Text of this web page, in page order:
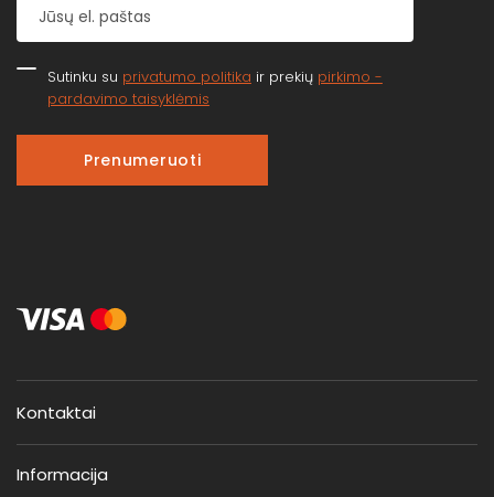
Kontaktai
Informacija
Sutinku su privatumo politika ir prekių pirkimo -
pardavimo taisyklėmis
Prenumeruoti